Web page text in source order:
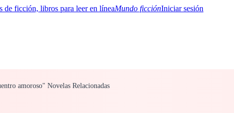
Mundo ficciónIniciar sesión
amoroso" Novelas Relacionadas